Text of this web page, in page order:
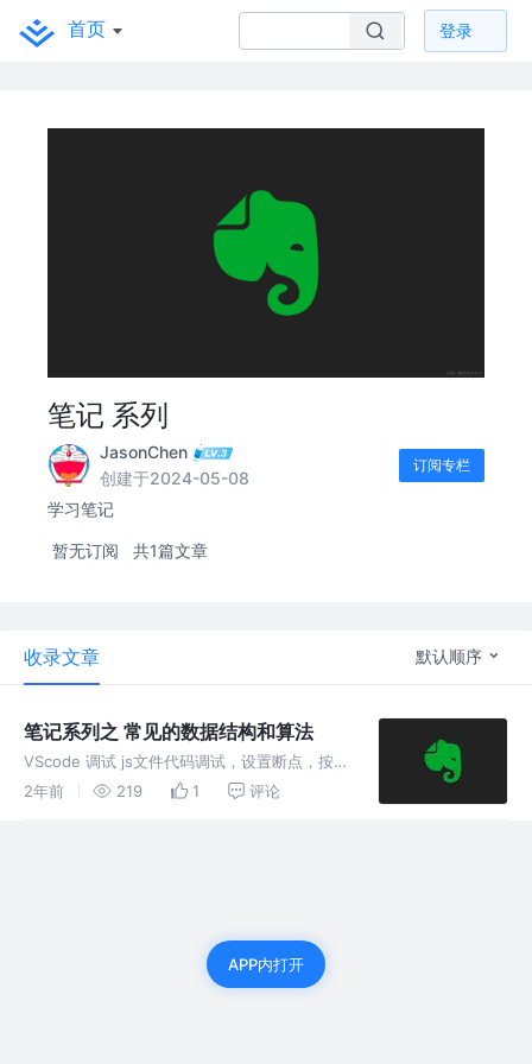
首页 登录
笔记 系列
JasonChen
创建于2024-05-08
订阅专栏
学习笔记
暂无订阅 共1篇文章
收录文章 默认顺序
笔记系列之 常见的数据结构和算法
VScode 调试 js文件代码调试，设置断点，按
F5 进入 调试模式。 栈 是一个 后进先出 的数据
2年前 219 1 评论
APP内打开